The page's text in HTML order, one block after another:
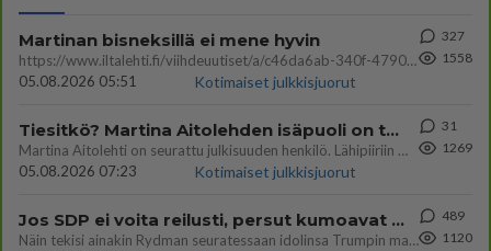
Martinan bisneksillä ei mene hyvin
https://www.iltalehti.fi/viihdeuutiset/a/c46da6ab-340f-4790-aaa7-0865eed2336 Yrityksen konkurssihakemus on tullut kärä
05.08.2026 05:51
Kotimaiset julkkisjuorut
327
1558
Tiesitkö? Martina Aitolehden isäpuoli on tämä suosittu laulaja
Martina Aitolehti on seurattu julkisuuden henkilö. Lähipiiriin mahtuu muitakin tunnettuja henkilöitä. Tiesitkö, että Ma
05.08.2026 07:23
Kotimaiset julkkisjuorut
31
1269
Jos SDP ei voita reilusti, persut kumoavat demokratian Suomesta
Näin tekisi ainakin Rydman seuratessaan idolinsa Trumpin mallia https://www.is.fi/politiikka/art-2000012187244.html
489
1120